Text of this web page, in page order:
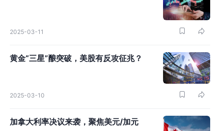
2025-03-11
黄金“三星”酿突破，美股有反攻征兆？
2025-03-10
加拿大利率决议来袭，聚焦美元/加元